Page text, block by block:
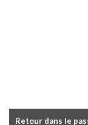
Retour dans le